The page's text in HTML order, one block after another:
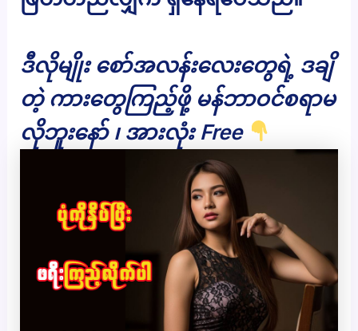
ဒီလိုမျိုး စော်အလန်းလေးတွေရဲ့ ဒချိ
တဲ့ ကားတွေကြည့်ဖို့ မန်ဘာဝင်စရာမ
လိုဘူးနော် ၊ အားလုံး Free